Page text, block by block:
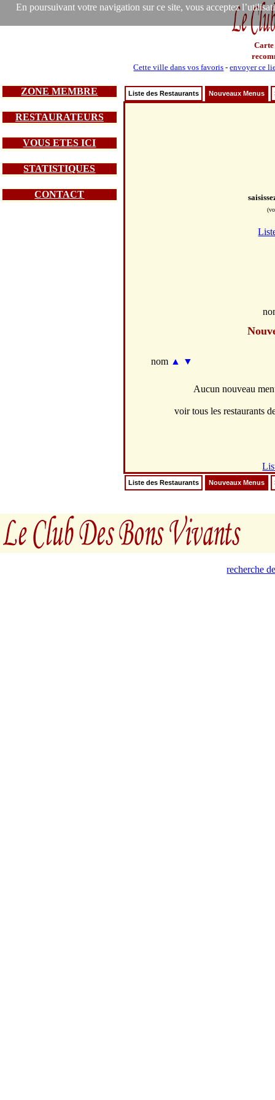
En poursuivant votre navigation sur ce site, vous acceptez
Carte
Cette ville dans vos favoris -envoyer ce
ZONE MEMBRE
RESTAURATEURS
VOUS ETES ICI
STATISTIQUES
CONTACT
Liste des Restaurants Nouveaux Menus
nom ▲ ▼
Aucun nouveau
voir tous les restaurants
Liste des Restaurants Nouveaux Menus
recherche